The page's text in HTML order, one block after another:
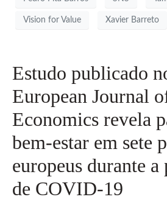
Vision for Value Xavier Barreto
Estudo publicado
European Journal
Economics revela
bem-estar em sete
europeus durante a
de COVID-19